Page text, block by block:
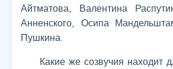
Айтматова, Валентина
Анненского, Осипа
Пушкина.
Какие же созвучия находит